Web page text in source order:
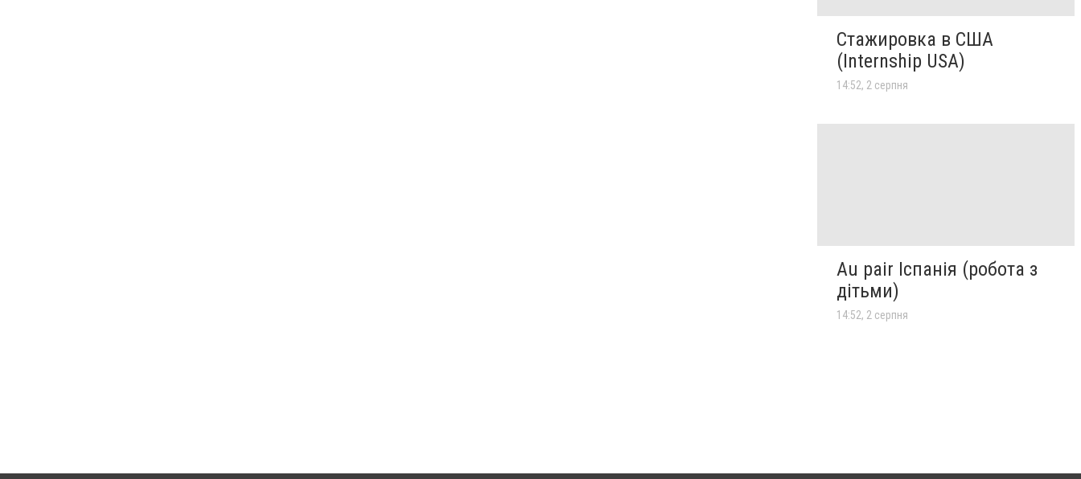
Стажировка в США
(Internship USA)
14:52, 2 серпня
Au pair Іспанія (робота з
дітьми)
14:52, 2 серпня